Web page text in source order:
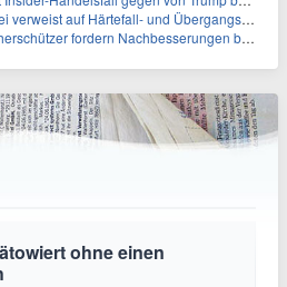
auf Härtefall- und Übergangsregelungen
fordern Nachbesserungen bei Frühstartrente
ohne einen